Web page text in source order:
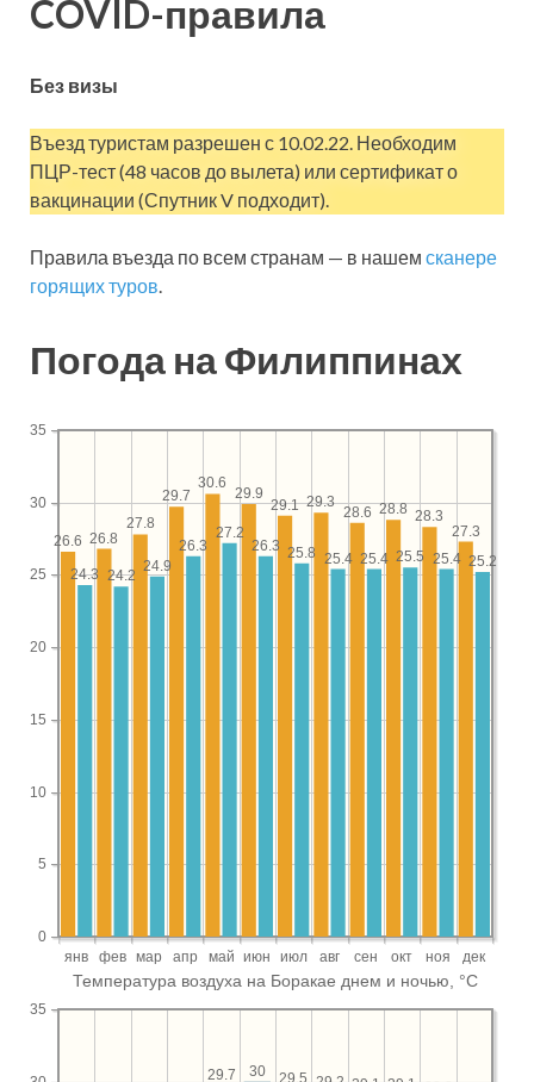
COVID-правила
Без визы
Въезд туристам разрешен с 10.02.22. Необходим
ПЦР-тест (48 часов до вылета) или сертификат о
вакцинации (Спутник V подходит).
Правила въезда по всем странам — в нашем сканере
горящих туров.
Погода на Филиппинах